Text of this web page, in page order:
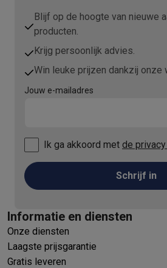
Blijf op de hoogte van nieuwe
producten.
Krijg persoonlijk advies.
Win leuke prijzen dankzij onze
Jouw e-mailadres
Ik ga akkoord met de privacy
Schrijf in
Informatie en diensten
Onze diensten
Laagste prijsgarantie
Gratis leveren